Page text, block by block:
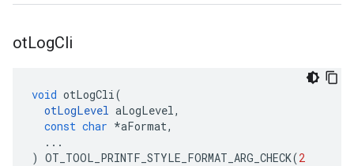
otLogCli
void otLogCli(
otLogLevel aLogLevel,
const char *aFormat,
...
) OT_TOOL_PRINTF_STYLE_FORMAT_ARG_CHECK(2